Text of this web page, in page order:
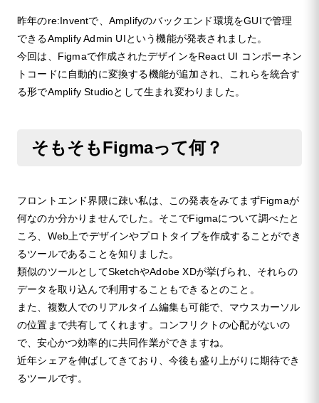
昨年のre:Inventで、Amplifyのバックエンド環境をGUIで管理
できるAmplify Admin UIという機能が発表されました。
今回は、Figmaで作成されたデザインをReact UI コンポーネン
トコードに自動的に変換する機能が追加され、これらを統合す
る形でAmplify Studioとして生まれ変わりました。
そもそもFigmaって何？
フロントエンド界隈に疎い私は、この発表をみてまずFigmaが
何なのか分かりませんでした。そこでFigmaについて調べたと
ころ、Web上でデザインやプロトタイプを作成することができ
るツールであることを知りました。
類似のツールとしてSketchやAdobe XDが挙げられ、それらの
データを取り込んで利用することもできるとのこと。
また、複数人でのリアルタイム編集も可能で、マウスカーソル
の位置まで共有してくれます。コンフリクトの心配がないの
で、安心かつ効率的に共同作業ができますね。
近年シェアを伸ばしてきており、今後も盛り上がりに期待でき
るツールです。